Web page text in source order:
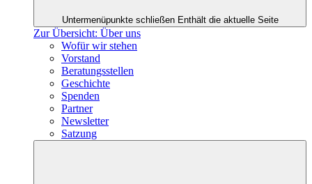
Untermenüpunkte schließen Enthält die aktuelle Seite
Zur Übersicht: Über uns
Wofür wir stehen
Vorstand
Beratungsstellen
Geschichte
Spenden
Partner
Newsletter
Satzung